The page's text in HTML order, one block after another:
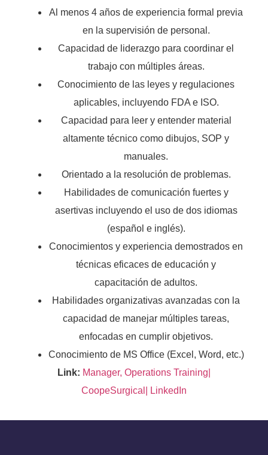
Al menos 4 años de experiencia formal previa
en la supervisión de personal.
Capacidad de liderazgo para coordinar el
trabajo con múltiples áreas.
Conocimiento de las leyes y regulaciones
aplicables, incluyendo FDA e ISO.
Capacidad para leer y entender material
altamente técnico como dibujos, SOP y
manuales.
Orientado a la resolución de problemas.
Habilidades de comunicación fuertes y
asertivas incluyendo el uso de dos idiomas
(español e inglés).
Conocimientos y experiencia demostrados en
técnicas eficaces de educación y
capacitación de adultos.
Habilidades organizativas avanzadas con la
capacidad de manejar múltiples tareas,
enfocadas en cumplir objetivos.
Conocimiento de MS Office (Excel, Word, etc.)
Link: Manager, Operations Training|
CoopeSurgical| LinkedIn